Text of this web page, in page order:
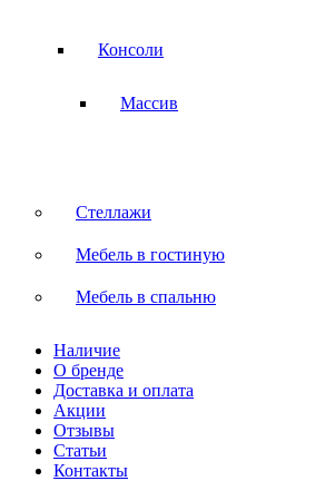
Консоли
Массив
Стеллажи
Мебель в гостиную
Мебель в спальню
Наличие
О бренде
Доставка и оплата
Акции
Отзывы
Статьи
Контакты